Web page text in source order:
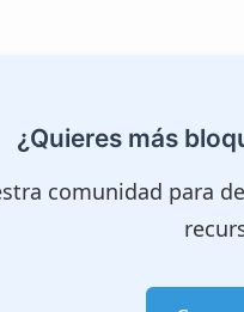
¿Quieres más
comunidad para